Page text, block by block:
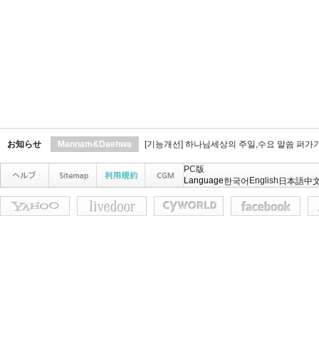
お知らせ Mannam&Daehwa [기능개선] 하나님세상의 주일,수요 말씀 퍼가
PC版
Language한국어 English 日本語中